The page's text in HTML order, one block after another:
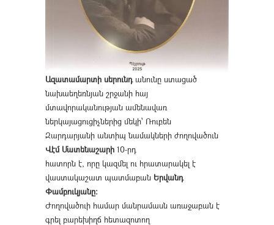
Ազատամարտի սերունդանունը ստացած
նախաեղեռնյան շրջանի հայ
մտավորականության ամենավառ
ներկայացուցիչներից մեկի՝ Ռուբեն
Զարդարյանի անտիպ նամակների ժողովածուն
Վէմ Մատենաշարի 10-րդ
հատորն է, որը կազմել ու հրատարակել է
վաստակաշատ պատմաբան Երվանդ
Փամբուկյանը։
Ժողովածուի համար մանրամասն առաջաբան է
գրել բարեխիղճ հետազոտող